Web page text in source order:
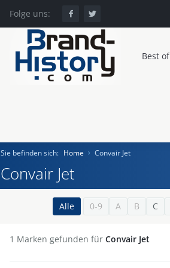
Folge uns:
Best of
Sie befinden sich: Home Convair Jet
Convair Jet
Alle 0-9 A B C
1 Marken gefunden für Convair Jet